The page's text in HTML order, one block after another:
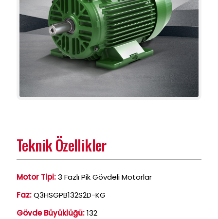
Teknik Özellikler
Motor Tipi:3 Fazlı Pik Gövdeli Motorlar
Faz:Q3HSGPB132S2D-KG
Gövde Büyüklüğü:132